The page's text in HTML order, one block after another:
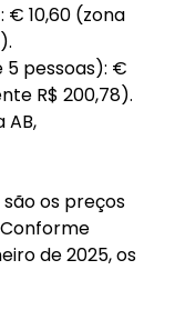
€ 10,60 (zona
5 pessoas): €
R$ 200,78).
AB,
os preços
de 2025, os